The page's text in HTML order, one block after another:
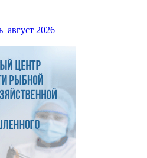
2026